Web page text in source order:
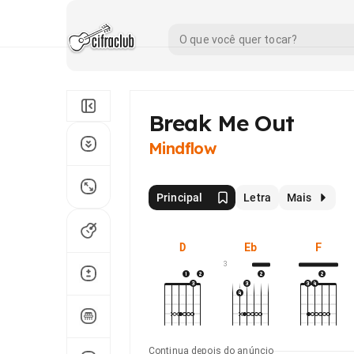
Break Me Out
Mindflow
Principal Letra Mais
D Eb
3
F
Continua depois do anúncio